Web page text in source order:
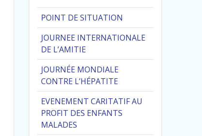
POINT DE SITUATION
JOURNEE INTERNATIONALE
DE L’AMITIE
JOURNÉE MONDIALE
CONTRE L’HÉPATITE
EVENEMENT CARITATIF AU
PROFIT DES ENFANTS
MALADES